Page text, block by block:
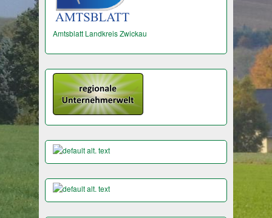
Amtsblatt Landkreis Zwickau